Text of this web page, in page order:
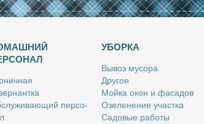
пер­со­
УБОРКА
Вы­воз му­со­ра
Дру­гое
Мой­ка окон и фа­са­дов
Озе­ле­не­ние участ­ка
Са­до­вые ра­бо­ты